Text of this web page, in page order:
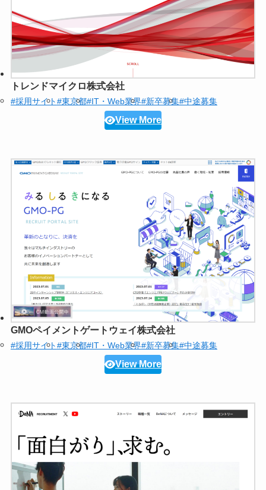
トレンドマイクロ株式会社
#採用サイト#東京都#IT・Web業界#新卒募集#中途募集
View More
GMOペイメントゲートウェイ株式会社
#採用サイト#東京都#IT・Web業界#新卒募集#中途募集
View More